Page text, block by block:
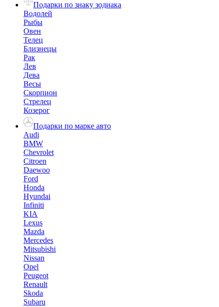
Подарки по знаку зодиака
Водолей
Рыбы
Овен
Телец
Близнецы
Рак
Лев
Дева
Весы
Скорпион
Стрелец
Козерог
Подарки по марке авто
Audi
BMW
Chevrolet
Citroen
Daewoo
Ford
Honda
Hyundai
Infiniti
KIA
Lexus
Mazda
Mercedes
Mitsubishi
Nissan
Opel
Peugeot
Renault
Skoda
Subaru